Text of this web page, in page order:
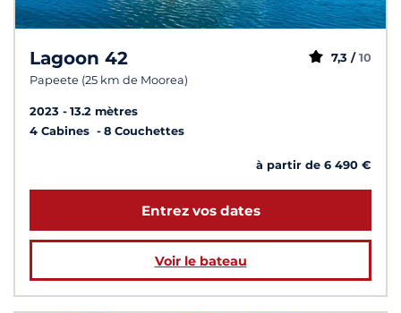
Lagoon 42
Papeete (25 km de Moorea)
7,3 / 10
2023
13.2 mètres
4 Cabines
8 Couchettes
à partir de 6 490 €
Entrez vos dates
Voir le bateau